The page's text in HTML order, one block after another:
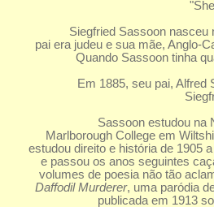
Siegfried Sassoon nasceu
pai era judeu e sua mãe, Anglo-
Quando Sassoon tinha
Em 1885, seu pai, Alfred
Sassoon estudou na
Marlborough College em
estudou direito e história de 1905
e passou os anos seguintes
volumes de poesia não tão
Daffodil Murderer, uma paródia
publicada em 1913